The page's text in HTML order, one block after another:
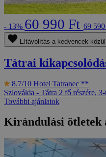
- 13% 60 990 Ft 69
Eltávolítás a kedvencek közül
Tátrai
8.7/10 Hotel Tatranec **
Szlovákia - Tátra 2 fő részére,
További ajánlatok
Kirándulási ötletek